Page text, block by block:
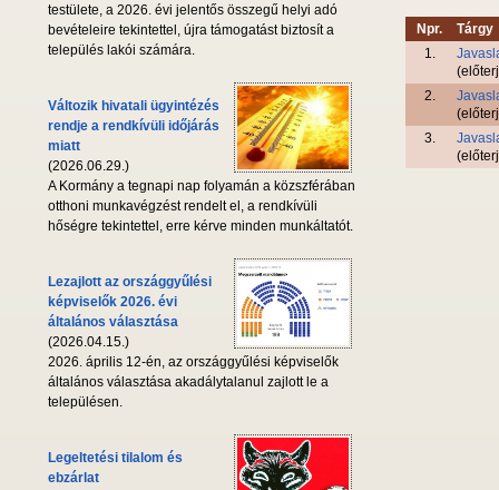
testülete, a 2026. évi jelentős összegű helyi adó
bevételeire tekintettel, újra támogatást biztosít a
település lakói számára.
Változik hivatali ügyintézés
rendje a rendkívüli időjárás
miatt
(2026.06.29.)
A Kormány a tegnapi nap folyamán a közszférában
otthoni munkavégzést rendelt el, a rendkívüli
hőségre tekintettel, erre kérve minden munkáltatót.
Lezajlott az országgyűlési
képviselők 2026. évi
általános választása
(2026.04.15.)
2026. április 12-én, az országgyűlési képviselők
általános választása akadálytalanul zajlott le a
településen.
Legeltetési tilalom és
ebzárlat
Npr.
Tárgy
1.
2.
3.